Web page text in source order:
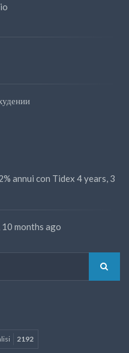
annui con Tidex 4 years, 3
10 months ago
2192